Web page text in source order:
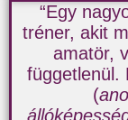
“Egy
tréner, akit
amatör,
függetlenül.
(